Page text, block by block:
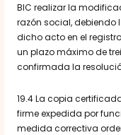
BIC realizar la
razón social, debiendo
dicho acto en el
un plazo máximo de
confirmada la
19.4 La copia
firme expedida por
medida correctiva